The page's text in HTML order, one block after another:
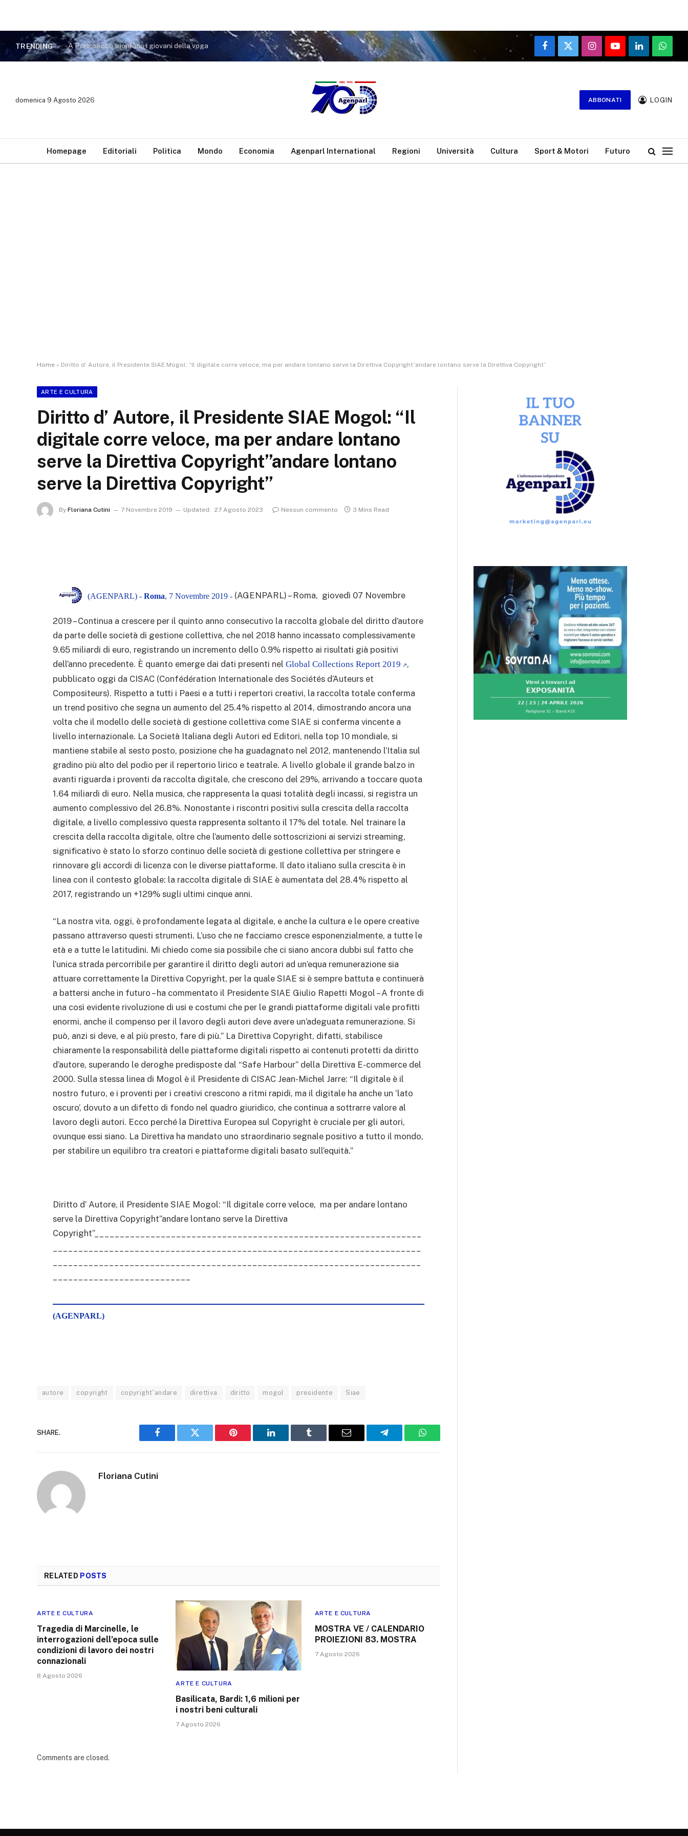
TRENDING A Portosecco trionfano i giovani della voga
Facebook
X
(Twitter)
InstagramYouTubeLinkedIn
domenica 9 Agosto 2026 ABBONATI LOGIN
Homepage Editoriali Politica Mondo Economia Agenparl International Regioni Università Cultura Sport & Motori Futuro
Home » Diritto d’ Autore, il Presidente SIAE Mogol: “Il digitale corre veloce, ma per andare lontano serve la Direttiva Copyright”andare lontano serve la Direttiva Copyright”
ARTE E CULTURA
Diritto d’ Autore, il Presidente SIAE Mogol: “Il
digitale corre veloce, ma per andare lontano
serve la Direttiva Copyright”andare lontano
serve la Direttiva Copyright”
By Floriana Cutini 7 Novembre 2019 Updated: 27 Agosto 2023 Nessun commento 3 Mins Read
(AGENPARL) - Roma, 7 Novembre 2019 - (AGENPARL) – Roma, giovedì 07 Novembre
2019 – Continua a crescere per il quinto anno consecutivo la raccolta globale del diritto d’autore
da parte delle società di gestione collettiva, che nel 2018 hanno incassato complessivamente
9.65 miliardi di euro, registrando un incremento dello 0.9% rispetto ai risultati già positivi
dell’anno precedente. È quanto emerge dai dati presenti nel Global Collections Report 2019
,
pubblicato oggi da CISAC (Confédération Internationale des Sociétés d’Auteurs et
Compositeurs). Rispetto a tutti i Paesi e a tutti i repertori creativi, la raccolta totale conferma
un trend positivo che segna un aumento del 25.4% rispetto al 2014, dimostrando ancora una
volta che il modello delle società di gestione collettiva come SIAE si conferma vincente a
livello internazionale. La Società Italiana degli Autori ed Editori, nella top 10 mondiale, si
mantiene stabile al sesto posto, posizione che ha guadagnato nel 2012, mantenendo l’Italia sul
gradino più alto del podio per il repertorio lirico e teatrale. A livello globale il grande balzo in
avanti riguarda i proventi da raccolta digitale, che crescono del 29%, arrivando a toccare quota
1.64 miliardi di euro. Nella musica, che rappresenta la quasi totalità degli incassi, si registra un
aumento complessivo del 26.8%. Nonostante i riscontri positivi sulla crescita della raccolta
digitale, a livello complessivo questa rappresenta soltanto il 17% del totale. Nel trainare la
crescita della raccolta digitale, oltre che l’aumento delle sottoscrizioni ai servizi streaming,
significativo è stato lo sforzo continuo delle società di gestione collettiva per stringere e
rinnovare gli accordi di licenza con le diverse piattaforme. Il dato italiano sulla crescita è in
linea con il contesto globale: la raccolta digitale di SIAE è aumentata del 28.4% rispetto al
2017, registrando un +129% sugli ultimi cinque anni.
“La nostra vita, oggi, è profondamente legata al digitale, e anche la cultura e le opere creative
passano attraverso questi strumenti. L’uso che ne facciamo cresce esponenzialmente, a tutte le
età e a tutte le latitudini. Mi chiedo come sia possibile che ci siano ancora dubbi sul fatto che
l’unica strada percorribile per garantire il diritto degli autori ad un’equa remunerazione sia
attuare correttamente la Direttiva Copyright, per la quale SIAE si è sempre battuta e continuerà
a battersi anche in futuro – ha commentato il Presidente SIAE Giulio Rapetti Mogol – A fronte di
una così evidente rivoluzione di usi e costumi che per le grandi piattaforme digitali vale profitti
enormi, anche il compenso per il lavoro degli autori deve avere un’adeguata remunerazione. Si
può, anzi si deve, e al più presto, fare di più.” La Direttiva Copyright, difatti, stabilisce
chiaramente la responsabilità delle piattaforme digitali rispetto ai contenuti protetti da diritto
d’autore, superando le deroghe predisposte dal “Safe Harbour” della Direttiva E-commerce del
2000. Sulla stessa linea di Mogol è il Presidente di CISAC Jean-Michel Jarre: “Il digitale è il
nostro futuro, e i proventi per i creativi crescono a ritmi rapidi, ma il digitale ha anche un ‘lato
oscuro’, dovuto a un difetto di fondo nel quadro giuridico, che continua a sottrarre valore al
lavoro degli autori. Ecco perché la Direttiva Europea sul Copyright è cruciale per gli autori,
ovunque essi siano. La Direttiva ha mandato uno straordinario segnale positivo a tutto il mondo,
per stabilire un equilibro tra creatori e piattaforme digitali basato sull’equità.”
Diritto d’ Autore, il Presidente SIAE Mogol: “Il digitale corre veloce, ma per andare lontano
serve la Direttiva Copyright”andare lontano serve la Direttiva
Copyright”________________________________________________________________
(AGENPARL)
autore copyright copyright”andare direttiva diritto mogol presidente Siae
SHARE.
Facebook Twitter Pinterest LinkedIn Tumblr Email Telegram WhatsApp
Floriana Cutini
RELATED POSTS
ARTE E CULTURA
Tragedia di Marcinelle, le
interrogazioni dell’epoca sulle
condizioni di lavoro dei nostri
connazionali
8 Agosto 2026
ARTE E CULTURA
Basilicata, Bardi: 1,6 milioni per
i nostri beni culturali
7 Agosto 2026
ARTE E CULTURA
MOSTRA VE / CALENDARIO
PROIEZIONI 83. MOSTRA
7 Agosto 2026
Comments are closed.